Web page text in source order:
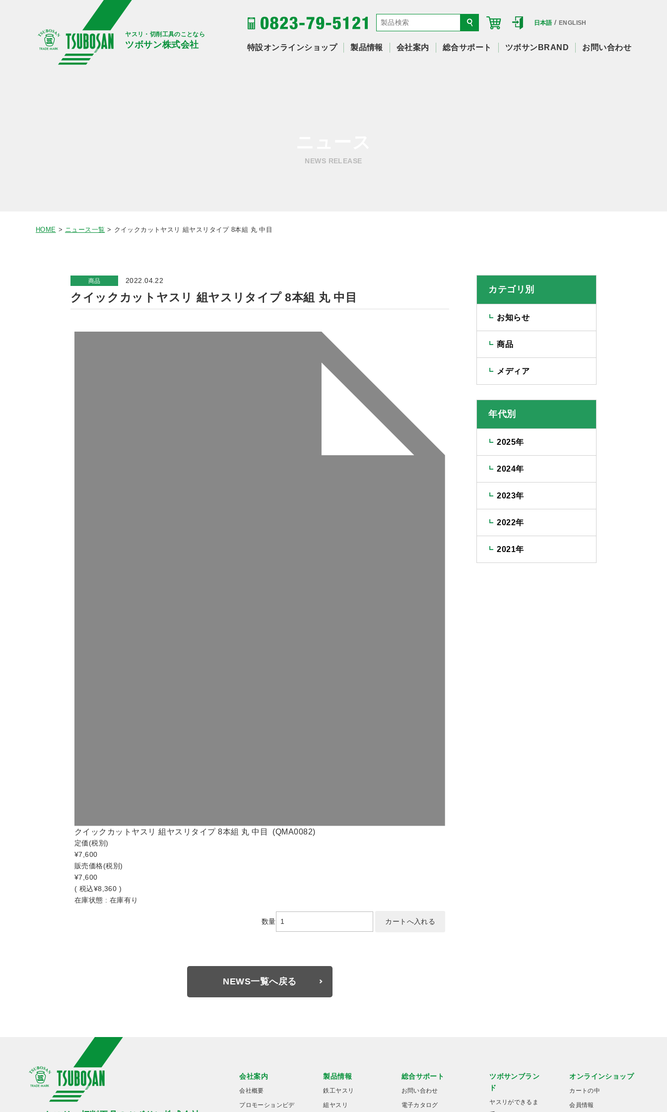
ヤスリ・切削工具のことなら
ツボサン株式会社
日本語/ENGLISH
特設オンラインショップ 製品情報 会社案内 総合サポート ツボサンBRAND お問い合わせ
NEWS RELEASE
HOME ニュース一覧 クイックカットヤスリ 組ヤスリタイプ 8本組 丸 中目
商品 2022.04.22
クイックカットヤスリ 組ヤスリタイプ 8本組 丸 中目
クイックカットヤスリ 組ヤスリタイプ 8本組 丸 中目 (QMA0082)
定価(税別)
¥7,600
販売価格(税別)
¥7,600
( 税込¥8,360 )
在庫状態 : 在庫有り
数量
NEWS一覧へ戻る
カテゴリ別
お知らせ
商品
メディア
年代別
2025年
2024年
2023年
2022年
2021年
会社案内
会社概要
プロモーションビデ
製品情報
鉄工ヤスリ
組ヤスリ
総合サポート
お問い合わせ
電子カタログ
ツボサンブラン
ド
ヤスリができるま
オンラインショップ
カートの中
会員情報